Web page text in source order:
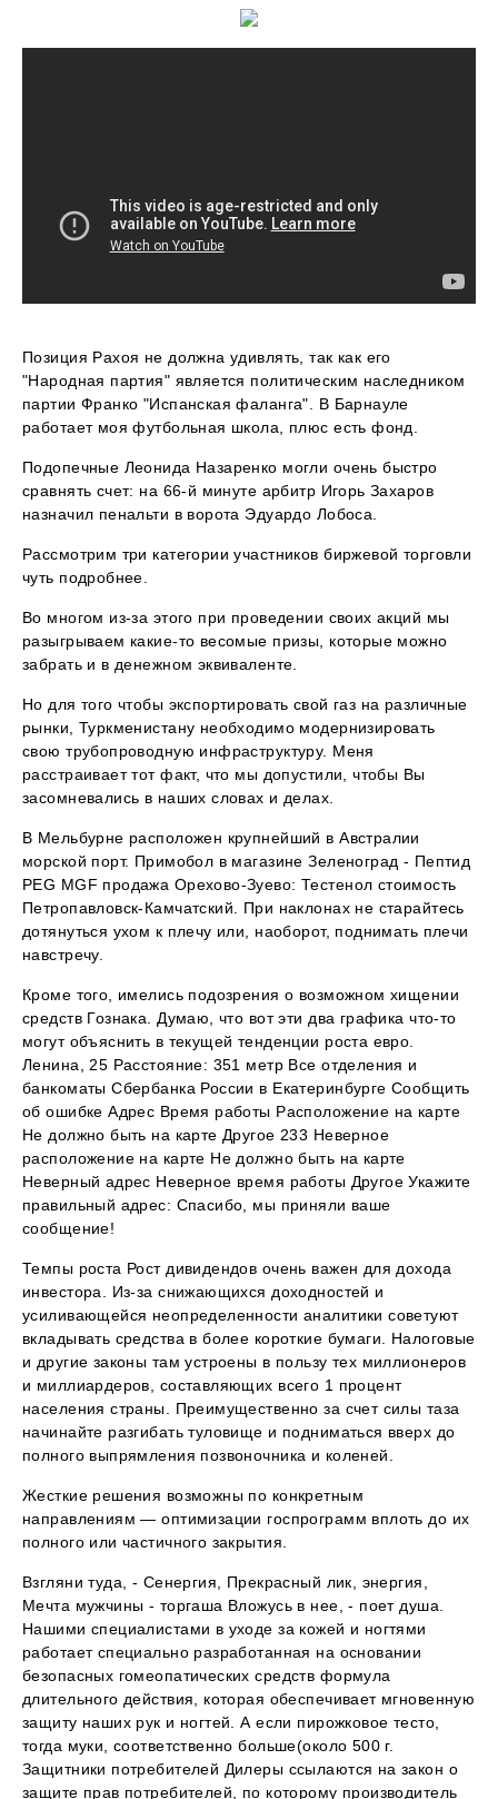
Позиция Рахоя не должна удивлять, так как его
"Народная партия" является политическим наследником
партии Франко "Испанская фаланга". В Барнауле
работает моя футбольная школа, плюс есть фонд.
Подопечные Леонида Назаренко могли очень быстро
сравнять счет: на 66-й минуте арбитр Игорь Захаров
назначил пенальти в ворота Эдуардо Лобоса.
Рассмотрим три категории участников биржевой торговли
чуть подробнее.
Во многом из-за этого при проведении своих акций мы
разыгрываем какие-то весомые призы, которые можно
забрать и в денежном эквиваленте.
Но для того чтобы экспортировать свой газ на различные
рынки, Туркменистану необходимо модернизировать
свою трубопроводную инфраструктуру. Меня
расстраивает тот факт, что мы допустили, чтобы Вы
засомневались в наших словах и делах.
В Мельбурне расположен крупнейший в Австралии
морской порт. Примобол в магазине Зеленоград - Пептид
PEG MGF продажа Орехово-Зуево: Тестенол стоимость
Петропавловск-Камчатский. При наклонах не старайтесь
дотянуться ухом к плечу или, наоборот, поднимать плечи
навстречу.
Кроме того, имелись подозрения о возможном хищении
средств Гознака. Думаю, что вот эти два графика что-то
могут объяснить в текущей тенденции роста евро.
Ленина, 25 Расстояние: 351 метр Все отделения и
банкоматы Сбербанка России в Екатеринбурге Сообщить
об ошибке Адрес Время работы Расположение на карте
Не должно быть на карте Другое 233 Неверное
расположение на карте Не должно быть на карте
Неверный адрес Неверное время работы Другое Укажите
правильный адрес: Спасибо, мы приняли ваше
сообщение!
Темпы роста Рост дивидендов очень важен для дохода
инвестора. Из-за снижающихся доходностей и
усиливающейся неопределенности аналитики советуют
вкладывать средства в более короткие бумаги. Налоговые
и другие законы там устроены в пользу тех миллионеров
и миллиардеров, составляющих всего 1 процент
населения страны. Преимущественно за счет силы таза
начинайте разгибать туловище и подниматься вверх до
полного выпрямления позвоночника и коленей.
Жесткие решения возможны по конкретным
направлениям — оптимизации госпрограмм вплоть до их
полного или частичного закрытия.
Взгляни туда, - Сенергия, Прекрасный лик, энергия,
Мечта мужчины - торгаша Вложусь в нее, - поет душа.
Нашими специалистами в уходе за кожей и ногтями
работает специально разработанная на основании
безопасных гомеопатических средств формула
длительного действия, которая обеспечивает мгновенную
защиту наших рук и ногтей. А если пирожковое тесто,
тогда муки, соответственно больше(около 500 г.
Защитники потребителей Дилеры ссылаются на закон о
защите прав потребителей, по которому производитель